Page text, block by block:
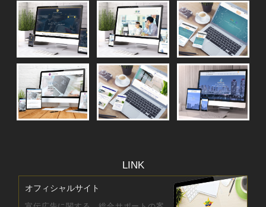
LINK
オフィシャルサイト